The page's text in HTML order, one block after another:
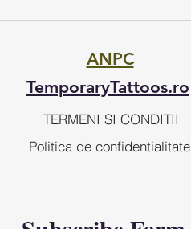
ANPC
TemporaryTattoos.ro
TERMENI SI CONDITII
Politica de confidentialitate